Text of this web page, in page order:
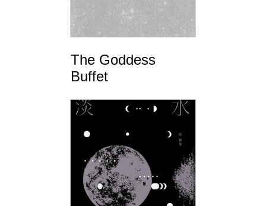
The Goddess
Buffet